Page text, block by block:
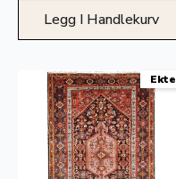
Legg I Handlekurv
Ekte